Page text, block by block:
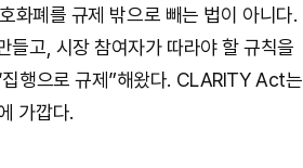
화폐를 규제 밖으로 빼는 법이 아니다.
들고, 시장 참여자가 따라야 할 규칙을
행으로 규제”해왔다. CLARITY Act는
가깝다.